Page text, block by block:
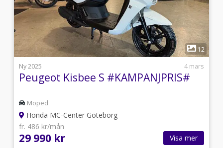
1
12
Ny 2025
4 mars
Peugeot Kisbee S #KAMPANJPRIS#
Moped
Honda MC-Center Göteborg
fr. 486 kr/mån
29 990 kr Visa mer